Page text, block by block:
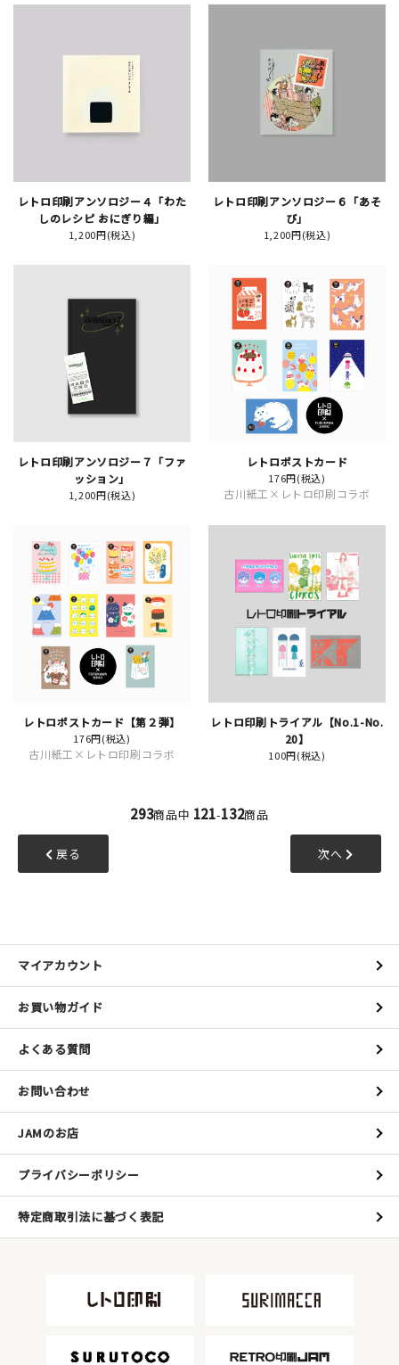
イベント・ワークショップ
新規会員登録
マイアカウント
カートを見る
お買い物ガイド
お問い合わせ
レトロ印刷アンソロジー４「わた
しのレシピ おにぎり編」
1,200円(税込)
レトロ印刷アンソロジー６「あそ
び」
1,200円(税込)
レトロ印刷アンソロジー７「ファ
ッション」
1,200円(税込)
レトロポストカード
176円(税込)
古川紙工×レトロ印刷コラボ
レトロポストカード【第２弾】
176円(税込)
古川紙工×レトロ印刷コラボ
レトロ印刷トライアル【No.1-No.
20】
100円(税込)
293商品中 121-132商品
戻る 次へ
マイアカウント
お買い物ガイド
よくある質問
お問い合わせ
JAMのお店
プライバシーポリシー
特定商取引法に基づく表記